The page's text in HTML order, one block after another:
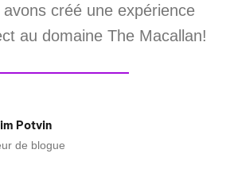
créé une expérience
au domaine The Macallan!
Potvin
de blogue